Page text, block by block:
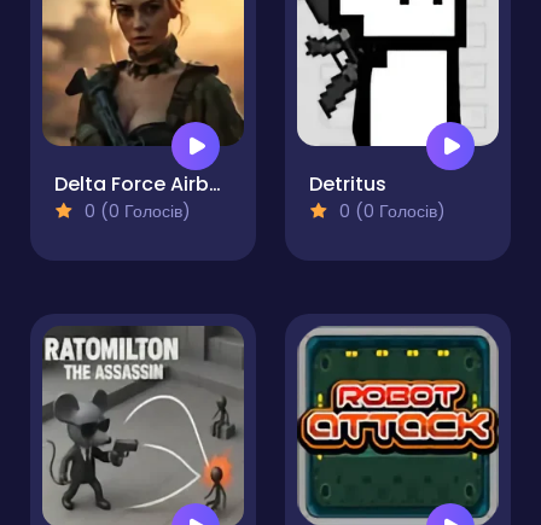
Delta Force Airborne
0 (0 Голосів)
Detritus
0 (0 Голосів)